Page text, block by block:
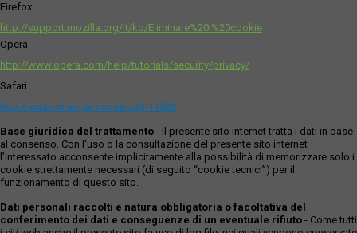
Firefox
http://support.mozilla.org/it/kb/Eliminare%20i%20cookie
Opera
http://www.opera.com/help/tutorials/security/privacy/
Safari
http://support.apple.com/kb/ph11920
Base giuridica del trattamento - Il presente sito internet tratta i dati in base
al consenso. Con l'uso o la consultazione del presente sito internet
l’interessato acconsente implicitamente alla possibilità di memorizzare solo i
cookie strettamente necessari (di seguito “cookie tecnici”) per il
funzionamento di questo sito.
Dati personali raccolti e natura obbligatoria o facoltativa del
conferimento dei dati e conseguenze di un eventuale rifiuto - Come tutti